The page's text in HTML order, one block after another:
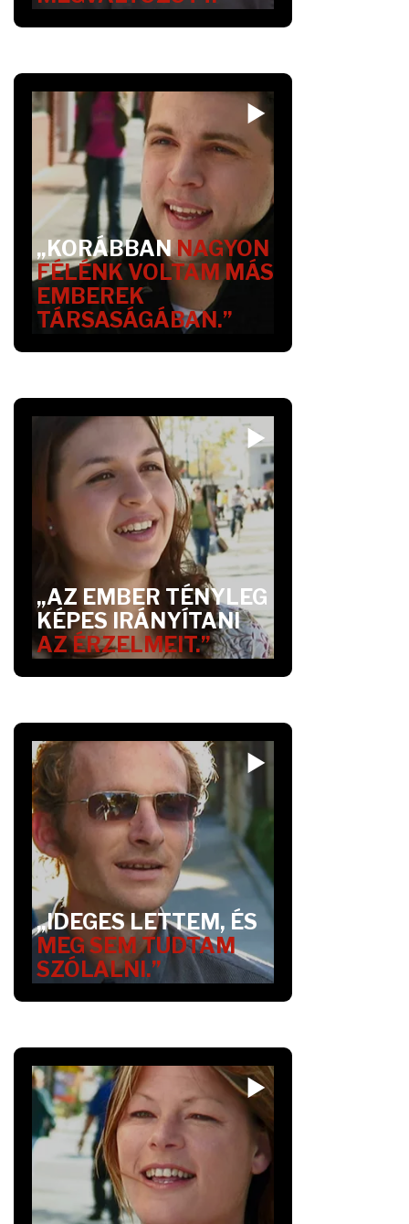
„KORÁBBANNAGYON
FÉLÉNK VOLTAM MÁS
EMBEREK
TÁRSASÁGÁBAN.”
„AZ EMBER TÉNYLEG
KÉPES IRÁNYÍTANI
AZ ÉRZELMEIT.”
„IDEGES LETTEM, ÉS
MEG SEM TUDTAM
SZÓLALNI.”